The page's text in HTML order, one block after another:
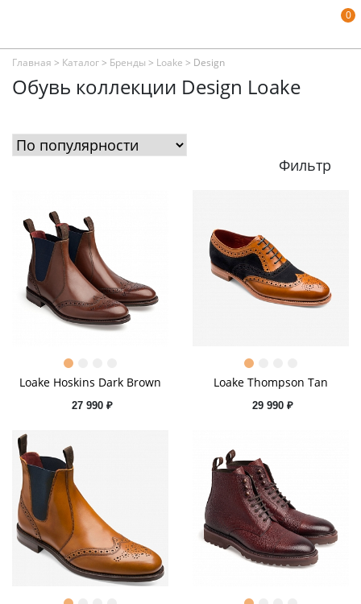
0
Главная > Каталог> Бренды > Loake > Design
Обувь коллекции Design Loake
Фильтр
Loake Hoskins Dark Brown
27 990 ₽
Loake Thompson Tan
29 990 ₽